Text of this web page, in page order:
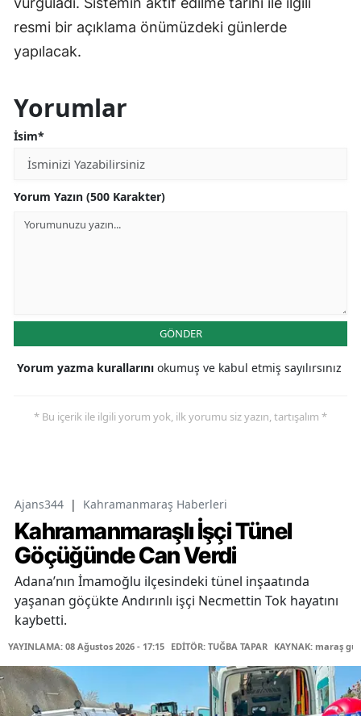
resmi bir açıklama önümüzdeki günlerde
yapılacak.
Yorumlar
İsim*
Yorum Yazın (500 Karakter)
GÖNDER
Yorum yazma kurallarını okumuş ve kabul etmiş sayılırsınız
* Bu içerik ile ilgili yorum yok, ilk yorumu siz yazın, tartışalım *
Ajans344 | Kahramanmaraş Haberleri
Kahramanmaraşlı İşçi Tünel
Göçüğünde Can Verdi
Adana’nın İmamoğlu ilçesindeki tünel inşaatında
yaşanan göçükte Andırınlı işçi Necmettin Tok hayatını
kaybetti.
YAYINLAMA: 08 Ağustos 2026 - 17:15 EDİTÖR: TUĞBA TAPAR KAYNAK: maraş